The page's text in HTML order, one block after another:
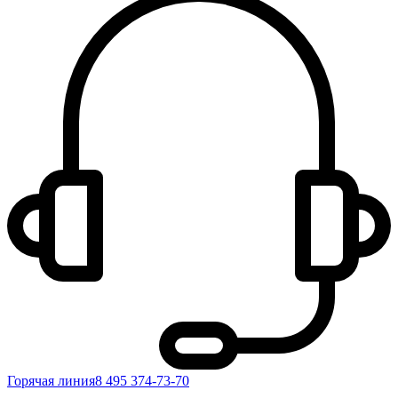
Горячая линия8 495 374-73-70